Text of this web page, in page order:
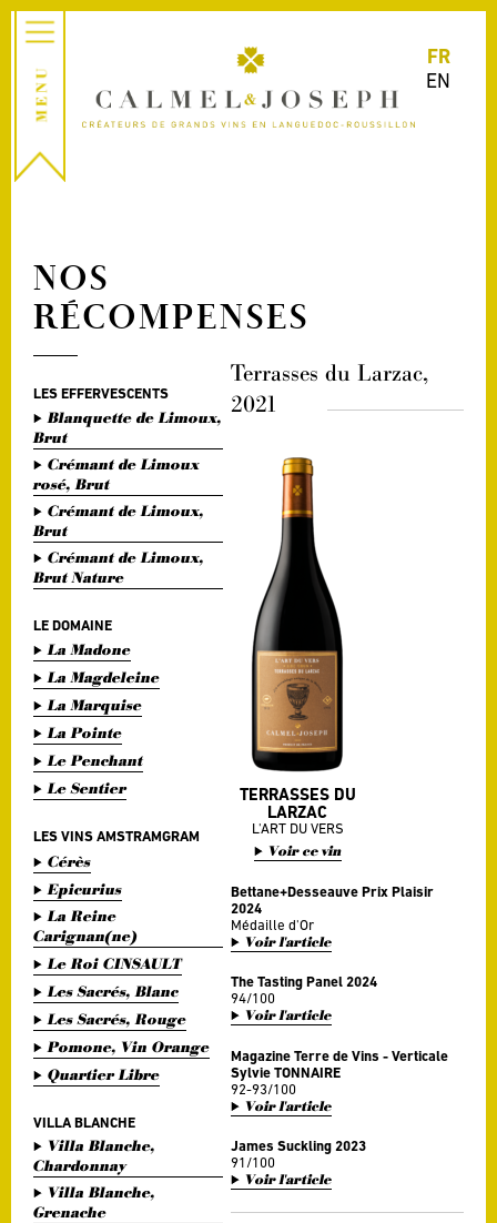
FR
EN
NOS
RÉCOMPENSES
LES EFFERVESCENTS
Blanquette de Limoux,
Brut
Crémant de Limoux
rosé, Brut
Crémant de Limoux,
Brut
Crémant de Limoux,
Brut Nature
LE DOMAINE
La Madone
La Magdeleine
La Marquise
La Pointe
Le Penchant
Le Sentier
LES VINS AMSTRAMGRAM
Cérès
Epicurius
La Reine
Carignan(ne)
Le Roi CINSAULT
Les Sacrés, Blanc
Les Sacrés, Rouge
Pomone, Vin Orange
Quartier Libre
VILLA BLANCHE
Villa Blanche,
Chardonnay
Villa Blanche,
Grenache
Terrasses du Larzac,
2021
TERRASSES DU
LARZAC
L'ART DU VERS
Voir ce vin
Bettane+Desseauve Prix Plaisir
2024
Médaille d'Or
Voir l'article
The Tasting Panel 2024
94/100
Voir l'article
Magazine Terre de Vins - Verticale
Sylvie TONNAIRE
92-93/100
Voir l'article
James Suckling 2023
91/100
Voir l'article